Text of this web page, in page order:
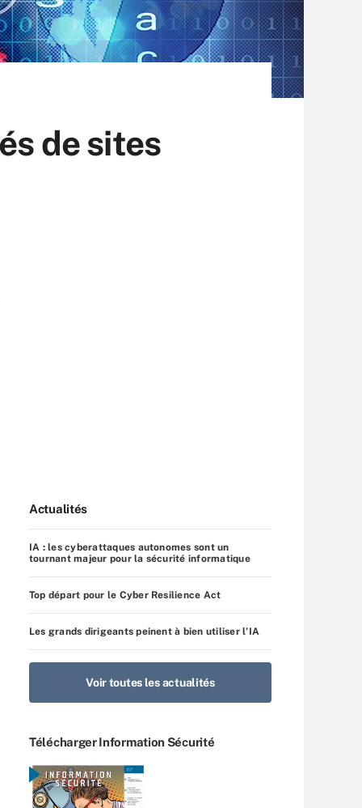
de sites
Actualités
IA : les cyberattaques autonomes sont un
tournant majeur pour la sécurité informatique
Top départ pour le Cyber Resilience Act
Les grands dirigeants peinent à bien utiliser l’IA
Voir toutes les actualités
Télécharger Information Sécurité